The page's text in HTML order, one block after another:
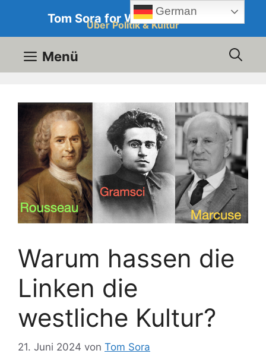
springen
Tom Sora for Western Culture
Über Politik & Kultur
Menü
Warum hassen die
Linken die
westliche Kultur?
21. Juni 2024 von Tom Sora
German